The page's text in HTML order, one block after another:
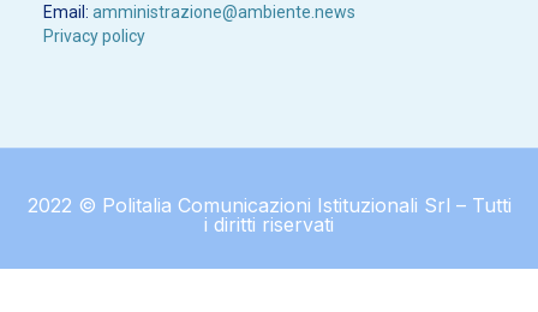
Email: amministrazione@ambiente.news
Privacy policy
2022 © Politalia Comunicazioni Istituzionali Srl – Tutti
i diritti riservati